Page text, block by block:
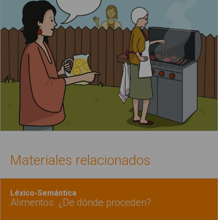
Materiales relacionados
Léxico-Semántica
Alimentos. ¿De dónde proceden?